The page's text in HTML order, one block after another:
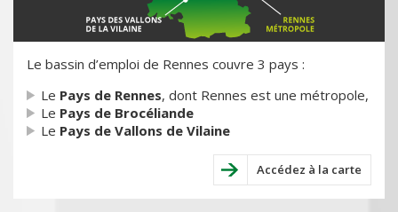
Le bassin d’emploi de Rennes couvre 3 pays :
Le Pays de Rennes, dont Rennes est une métropole,
Le Pays de Brocéliande
Le Pays de Vallons de Vilaine
Accédez à la carte